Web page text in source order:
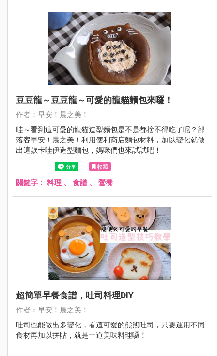
豆豆龍～豆豆龍～可愛的龍貓麵包來囉！
作者：早安！晨之美！
哇～看到這可愛的龍貓造型麵包是不是都捨不得吃了呢？部
落客早安！晨之美！利用便利商店麵包材料，加以變化就做
出這款卡哇伊造型麵包，媽咪們也來試試吧！
收藏
關鍵字： 料理 、 食譜 、 營養
超簡單早餐食譜，吐司料理DIY
作者：早安！晨之美！
吐司也能做出多變化，看這可愛的熊熊吐司，只要運用不同
食材再加以拼貼，就是一道美味料理囉！